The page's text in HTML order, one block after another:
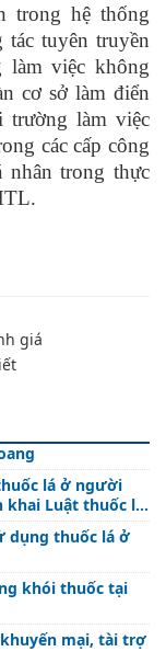
trong hệ thống
tác tuyên truyền
làm việc không
cơ sở làm điển
trường làm việc
các cấp công
nhân trong thực
giá
lá ở người
Luật thuốc lá
dụng thuốc lá ở
khói thuốc tại
mại, tài trợ